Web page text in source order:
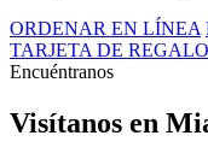
ORDENAR EN LÍNEA
TARJETA DE
Encuéntranos
Visítanos en